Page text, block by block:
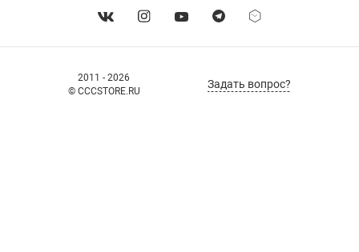
2011 - 2026
© CCCSTORE.RU
Задать вопрос?